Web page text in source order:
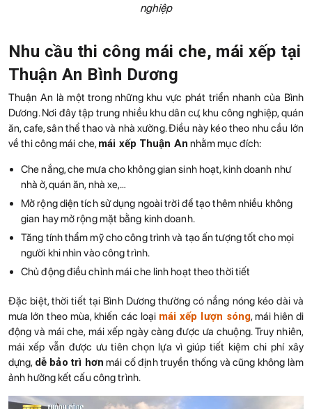
nghiệp
Nhu cầu thi công mái che, mái xếp tại
Thuận An Bình Dương
Thuận An là một trong những khu vực phát triển nhanh của Bình
Dương. Nơi đây tập trung nhiều khu dân cư, khu công nghiệp, quán
ăn, cafe, sân thể thao và nhà xưởng. Điều này kéo theo nhu cầu lớn
về thi công mái che, mái xếp Thuận An nhằm mục đích:
Che nắng, che mưa cho không gian sinh hoạt, kinh doanh như
nhà ở, quán ăn, nhà xe,…
Mở rộng diện tích sử dụng ngoài trời để tạo thêm nhiều không
gian hay mở rộng mặt bằng kinh doanh.
Tăng tính thẩm mỹ cho công trình và tạo ấn tượng tốt cho mọi
người khi nhìn vào công trình.
Chủ động điều chỉnh mái che linh hoạt theo thời tiết
Đặc biệt, thời tiết tại Bình Dương thường có nắng nóng kéo dài và
mưa lớn theo mùa, khiến các loại mái xếp lượn sóng, mái hiên di
động và mái che, mái xếp ngày càng được ưa chuộng. Truy nhiên,
mái xếp vẫn được ưu tiên chọn lựa vì giúp tiết kiệm chi phí xây
dựng, dễ bảo trì hơn mái cố định truyền thống và cũng không làm
ảnh hưởng kết cấu công trình.